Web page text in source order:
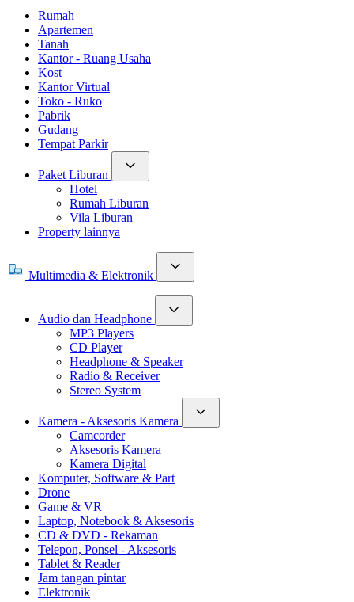
Rumah
Apartemen
Tanah
Kantor - Ruang Usaha
Kost
Kantor Virtual
Toko - Ruko
Pabrik
Gudang
Tempat Parkir
Paket Liburan
Hotel
Rumah Liburan
Vila Liburan
Property lainnya
Multimedia & Elektronik
Audio dan Headphone
MP3 Players
CD Player
Headphone & Speaker
Radio & Receiver
Stereo System
Kamera - Aksesoris Kamera
Camcorder
Aksesoris Kamera
Kamera Digital
Komputer, Software & Part
Drone
Game & VR
Laptop, Notebook & Aksesoris
CD & DVD - Rekaman
Telepon, Ponsel - Aksesoris
Tablet & Reader
Jam tangan pintar
Elektronik